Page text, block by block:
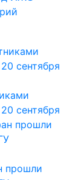
сентября
прошли